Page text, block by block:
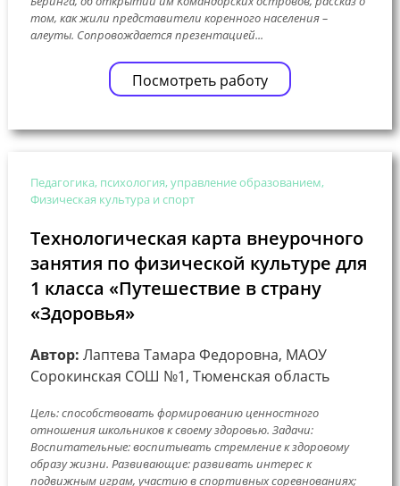
том, как жили представители коренного населения –
алеуты. Сопровождается презентацией...
Посмотреть работу
Педагогика, психология, управление образованием,
Физическая культура и спорт
Технологическая карта внеурочного
занятия по физической культуре для
1 класса «Путешествие в страну
«Здоровья»
Автор: Лаптева Тамара Федоровна, МАОУ
Сорокинская СОШ №1, Тюменская область
Цель: способствовать формированию ценностного
отношения школьников к своему здоровью. Задачи:
Воспитательные: воспитывать стремление к здоровому
образу жизни. Развивающие: развивать интерес к
подвижным играм, участию в спортивных соревнованиях;